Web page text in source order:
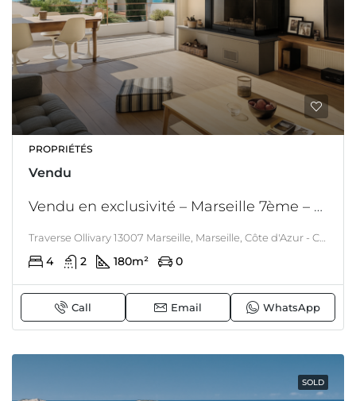
PROPRIÉTÉS
Vendu
Vendu en exclusivité – Marseille 7ème – Villa avec piscine et vue mer exceptionnelle – Appartement indépendant – Prêt à vivre
4 2 180m² 0
Call Email WhatsApp
SOLD